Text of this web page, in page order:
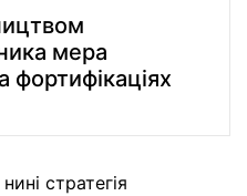
мера
стратегія